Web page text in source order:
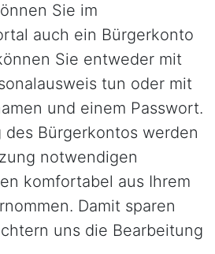
Sie im
auch ein Bürgerkonto
Sie entweder mit
tun oder mit
und einem Passwort.
des Bürgerkontos werden
notwendigen
komfortabel aus Ihrem
Damit sparen
uns die Bearbeitung